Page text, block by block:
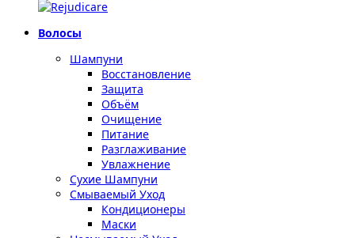
Волосы
Шампуни
Восстановление
Защита
Объём
Очищение
Питание
Разглаживание
Увлажнение
Сухие Шампуни
Смываемый Уход
Кондиционеры
Маски